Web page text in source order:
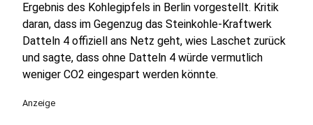
Ergebnis des Kohlegipfels in Berlin vorgestellt. Kritik
daran, dass im Gegenzug das Steinkohle-Kraftwerk
Datteln 4 offiziell ans Netz geht, wies Laschet zurück
und sagte, dass ohne Datteln 4 würde vermutlich
weniger CO2 eingespart werden könnte.
Anzeige